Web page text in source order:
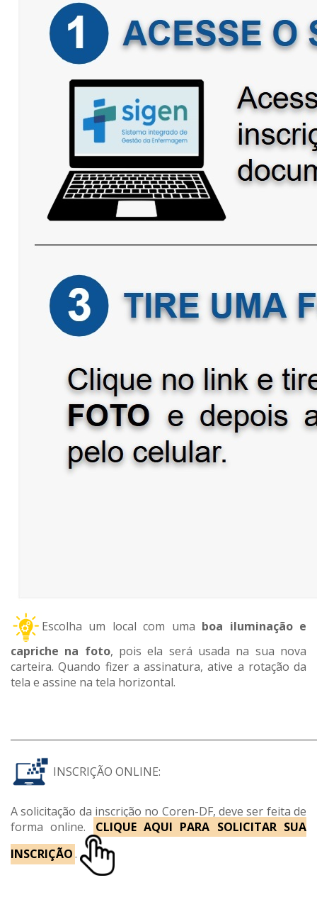
Escolha um local com uma boa iluminação e
capriche na foto, pois ela será usada na sua nova
carteira. Quando fizer a assinatura, ative a rotação da
tela e assine na tela horizontal.
INSCRIÇÃO ONLINE:
A solicitação da inscrição no Coren-DF, deve ser feita de
forma online.
CLIQUE AQUI PARA SOLICITAR SUA
INSCRIÇÃO.